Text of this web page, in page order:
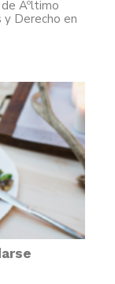
Ãºltimo
y Derecho en